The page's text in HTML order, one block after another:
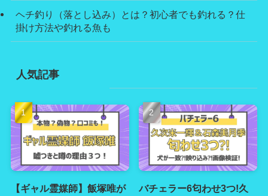
ヘチ釣り（落とし込み）とは？初心者でも釣れる？仕
掛け方法や釣れる魚も
人気記事
【ギャル霊媒師】飯塚唯が
バチェラー6匂わせ3つ!久